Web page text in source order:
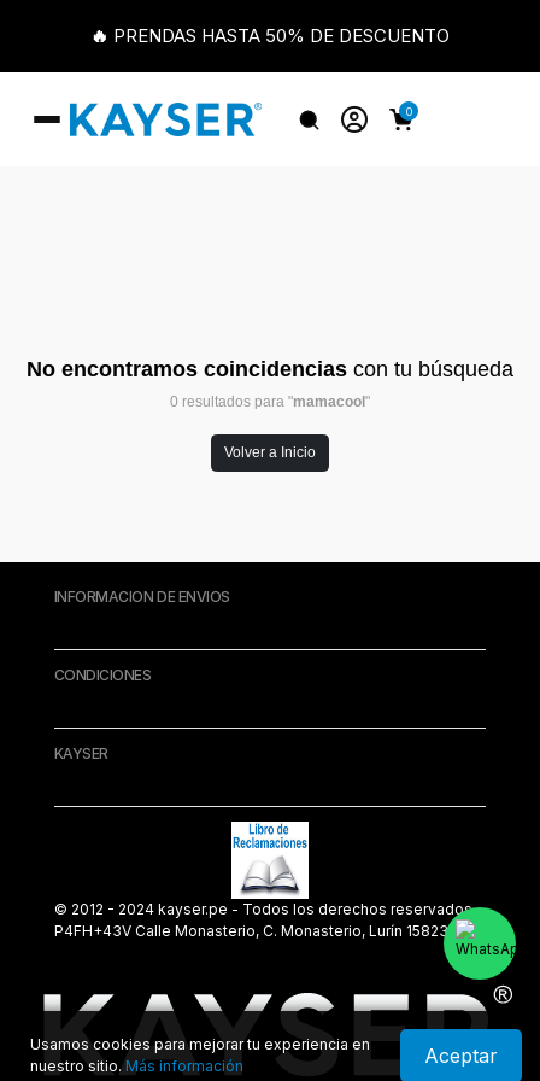
🔥 PRENDAS HASTA 50% DE DESCUENTO
Usamos cookies para mejorar tu experiencia en
nuestro sitio.Más información Aceptar
0
No encontramos coincidencias con tu búsqueda
0 resultados para "mamacool "
Volver a Inicio
INFORMACION DE ENVIOS
CONDICIONES
KAYSER
© 2012 - 2024 kayser.pe - Todos los derechos reservados.
P4FH+43V Calle Monasterio, C. Monasterio, Lurín 15823